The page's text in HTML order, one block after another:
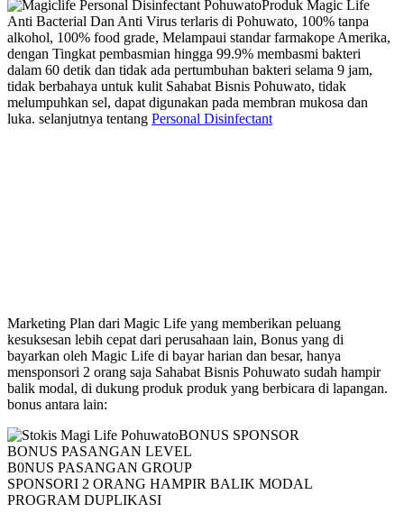
Produk Magic Life
Anti Bacterial Dan Anti Virus terlaris di Pohuwato, 100% tanpa
alkohol, 100% food grade, Melampaui standar farmakope Amerika,
dengan Tingkat pembasmian hingga 99.9% membasmi bakteri
dalam 60 detik dan tidak ada pertumbuhan bakteri selama 9 jam,
tidak berbahaya untuk kulit Sahabat Bisnis Pohuwato, tidak
melumpuhkan sel, dapat digunakan pada membran mukosa dan
luka. selanjutnya tentang Personal Disinfectant
Marketing Plan dari Magic Life yang memberikan peluang
kesuksesan lebih cepat dari perusahaan lain, Bonus yang di
bayarkan oleh Magic Life di bayar harian dan besar, hanya
mensponsori 2 orang saja Sahabat Bisnis Pohuwato sudah hampir
balik modal, di dukung produk produk yang berbicara di lapangan.
bonus antara lain:
BONUS SPONSOR
BONUS PASANGAN LEVEL
B0NUS PASANGAN GROUP
SPONSORI 2 ORANG HAMPIR BALIK MODAL
PROGRAM DUPLIKASI